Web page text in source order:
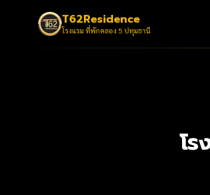
T62Residence
โรงแรม ที่พักคลอง 5 ปทุมธานี
โ